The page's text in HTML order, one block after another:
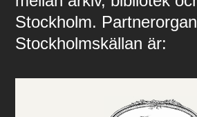
Stockholm.
Stockholmskällan är: